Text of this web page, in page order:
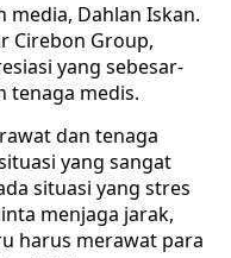
media, Dahlan Iskan.
Cirebon Group,
yang sebesar-
tenaga medis.
dan tenaga
yang sangat
situasi yang stres
menjaga jarak,
harus merawat para